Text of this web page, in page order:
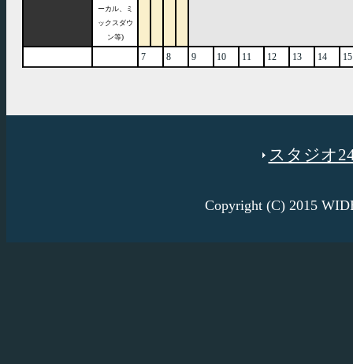
ーカル、ミ
ックスダウ
ン等)
7 8 9 10 11 12 13 14 15
スタジオ
Copyright (C) 2015